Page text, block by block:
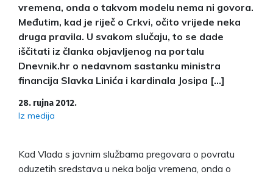
vremena, onda o takvom modelu nema ni govora.
Međutim, kad je riječ o Crkvi, očito vrijede neka
druga pravila. U svakom slučaju, to se dade
iščitati iz članka objavljenog na portalu
Dnevnik.hr o nedavnom sastanku ministra
financija Slavka Linića i kardinala Josipa […]
28. rujna 2012.
Iz medija
Kad Vlada s javnim službama pregovara o povratu
oduzetih sredstava u neka bolja vremena, onda o